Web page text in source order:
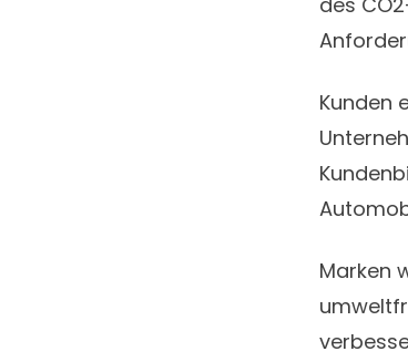
Kunden
Marken